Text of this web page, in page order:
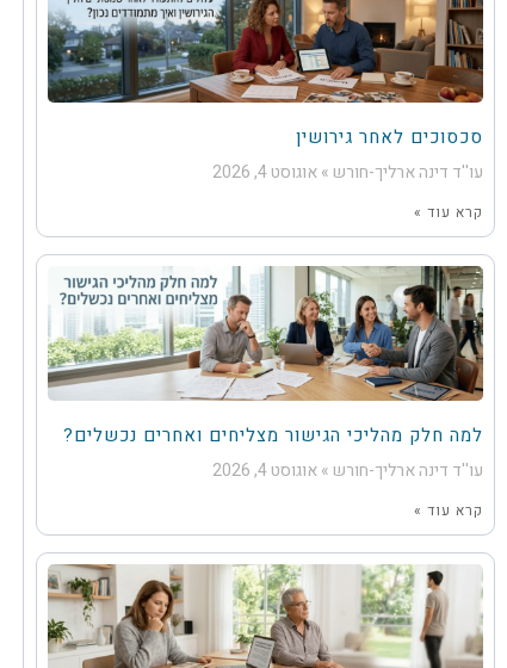
סכסוכים לאחר גירושין
עו''ד דינה ארליך-חורש אוגוסט 4, 2026
קרא עוד »
למה חלק מהליכי הגישור מצליחים ואחרים נכשלים?
עו''ד דינה ארליך-חורש אוגוסט 4, 2026
קרא עוד »